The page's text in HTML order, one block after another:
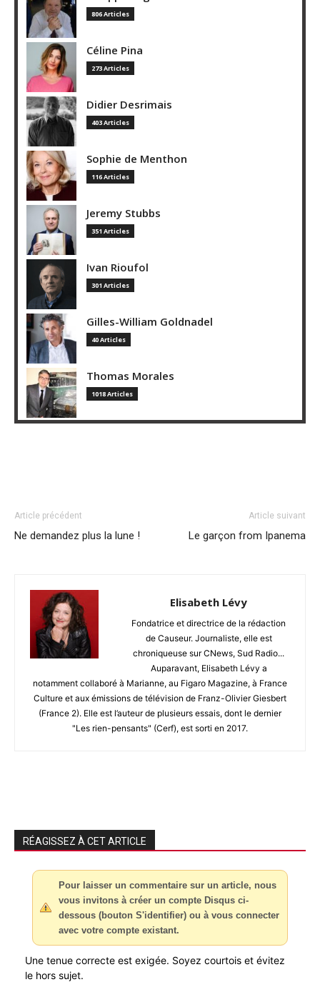
806 Articles
Céline Pina
273 Articles
Didier Desrimais
403 Articles
Sophie de Menthon
116 Articles
Jeremy Stubbs
351 Articles
Ivan Rioufol
301 Articles
Gilles-William Goldnadel
40 Articles
Thomas Morales
1018 Articles
Article précédent
Ne demandez plus la lune !
Article suivant
Le garçon from Ipanema
Elisabeth Lévy
Fondatrice et directrice de la rédaction
de Causeur. Journaliste, elle est
chroniqueuse sur CNews, Sud Radio...
Auparavant, Elisabeth Lévy a
notamment collaboré à Marianne, au Figaro Magazine, à France
Culture et aux émissions de télévision de Franz-Olivier Giesbert
(France 2). Elle est l’auteur de plusieurs essais, dont le dernier
"Les rien-pensants" (Cerf), est sorti en 2017.
RÉAGISSEZ À CET ARTICLE
Pour laisser un commentaire sur un article, nous
vous invitons à créer un compte Disqus ci-
dessous (bouton S'identifier) ou à vous connecter
avec votre compte existant.
Une tenue correcte est exigée. Soyez courtois et évitez
le hors sujet.